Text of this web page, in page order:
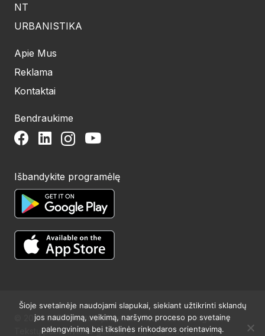
NT
URBANISTIKA
Apie Mus
Reklama
Kontaktai
Bendraukime
Išbandykite programėlę
© 2024 UAB Structum projektai. Visos teisės saugomos.
Tekstų publikavimas galimas tik su raštišku redakcijos
Šioje svetainėje naudojami slapukai, siekiant užtikrinti sklandų
jos naudojimą, veikimą, naršymo proceso po svetainę
palengvinimą bei tikslinės rinkodaros orientavimą.